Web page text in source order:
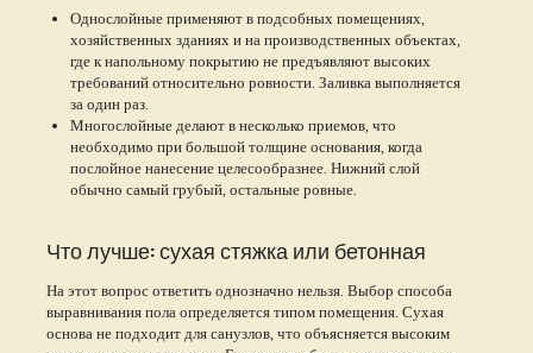
Однослойные применяют в подсобных помещениях,
хозяйственных зданиях и на производственных объектах,
где к напольному покрытию не предъявляют высоких
требований относительно ровности. Заливка выполняется
за один раз.
Многослойные делают в несколько приемов, что
необходимо при большой толщине основания, когда
послойное нанесение целесообразнее. Нижний слой
обычно самый грубый, остальные ровные.
Что лучше: сухая стяжка или бетонная
На этот вопрос ответить однозначно нельзя. Выбор способа
выравнивания пола определяется типом помещения. Сухая
основа не подходит для санузлов, что объясняется высоким